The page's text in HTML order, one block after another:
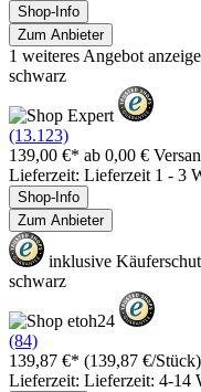
Shop-Info
Zum Anbieter
1 weiteres Angebot
schwarz
(13.123)
139,00 €* ab 0,00 €
Lieferzeit: Lieferzeit 1 - 3
Shop-Info
Zum Anbieter
inklusive
schwarz
(84)
139,87 €* (139,87 €/Stück)
Lieferzeit: Lieferzeit: 4-14